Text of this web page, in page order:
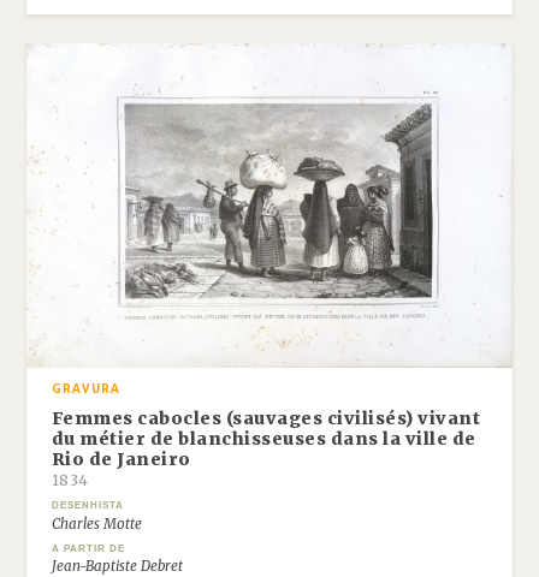
GRAVURA
Femmes cabocles (sauvages civilisés) vivant
du métier de blanchisseuses dans la ville de
Rio de Janeiro
1834
DESENHISTA
Charles Motte
A PARTIR DE
Jean-Baptiste Debret